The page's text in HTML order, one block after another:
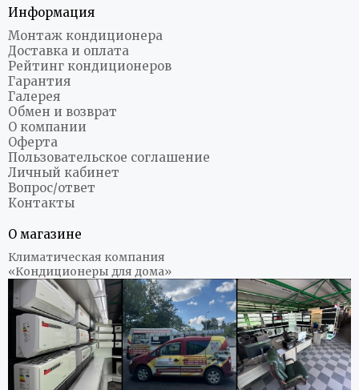
Информация
Монтаж кондиционера
Доставка и оплата
Рейтинг кондиционеров
Гарантия
Галерея
Обмен и возврат
О компании
Оферта
Пользовательское соглашение
Личный кабинет
Вопрос/ответ
Контакты
О магазине
Климатическая компания
«Кондиционеры для дома»